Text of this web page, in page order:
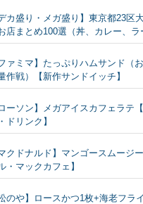
デカ盛り・メガ盛り】東京都23区
店まとめ100選（丼、カレー、ラ
ファミマ】たっぷりハムサンド（
作戦）【新作サンドイッチ】
ローソン】メガアイスカフェラテ
ドリンク】
マクドナルド】マンゴースムージ
・マックカフェ】
松のや】ロースかつ1枚+海老フラ